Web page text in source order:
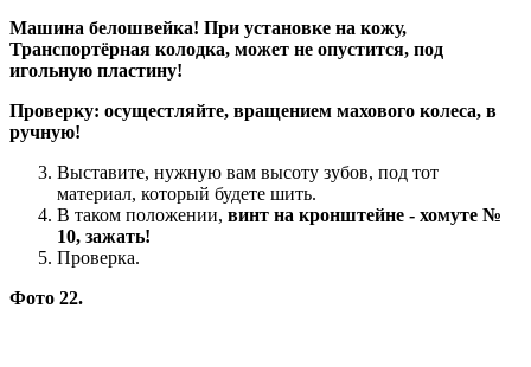
Машина белошвейка! При установке на кожу,
Транспортёрная колодка, может не опустится, под
игольную пластину!
Проверку: осущестляйте, вращением махового колеса, в
ручную!
Выставите, нужную вам высоту зубов, под тот
материал, который будете шить.
В таком положении, винт на кронштейне - хомуте №
10, зажать!
Проверка.
Фото 22.